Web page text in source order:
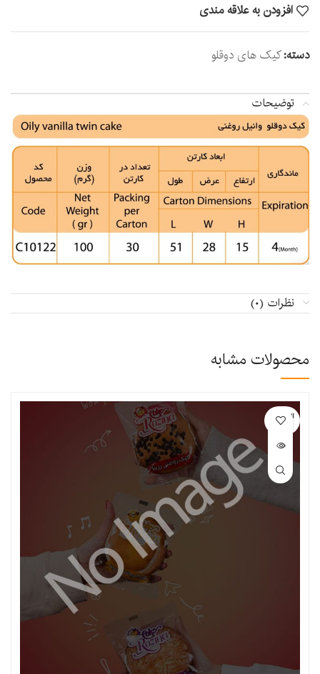
افزودن به علاقه مندی
دسته: کیک های دوقلو
توضیحات
نظرات (0)
محصولات مشابه
اتمام مو
جودی